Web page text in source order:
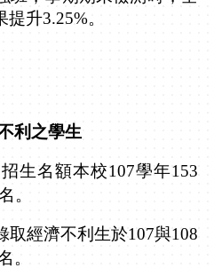
提升3.25%。
利之學生
生名額本校107學年153
。
取經濟不利生於107與108
。